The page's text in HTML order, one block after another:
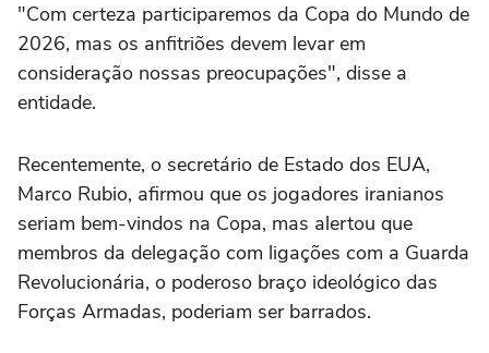
"Com certeza participaremos da Copa do Mundo de
2026, mas os anfitriões devem levar em
consideração nossas preocupações", disse a
entidade.
Recentemente, o secretário de Estado dos EUA,
Marco Rubio, afirmou que os jogadores iranianos
seriam bem-vindos na Copa, mas alertou que
membros da delegação com ligações com a Guarda
Revolucionária, o poderoso braço ideológico das
Forças Armadas, poderiam ser barrados.